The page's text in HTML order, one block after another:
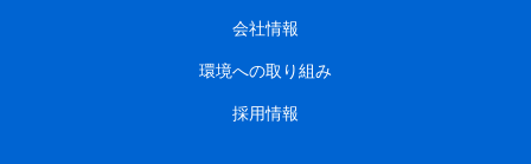
会社情報
環境への取り組み
採用情報